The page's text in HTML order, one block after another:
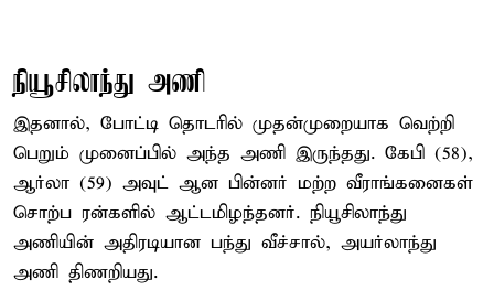
நியூசிலாந்து அணி
இதனால், போட்டி தொடரில் முதன்முறையாக வெற்றி
பெறும் முனைப்பில் அந்த அணி இருந்தது. கேபி (58),
ஆர்லா (59) அவுட் ஆன பின்னர் மற்ற வீராங்கனைகள்
சொற்ப ரன்களில் ஆட்டமிழந்தனர். நியூசிலாந்து
அணியின் அதிரடியான பந்து வீச்சால், அயர்லாந்து
அணி திணறியது.